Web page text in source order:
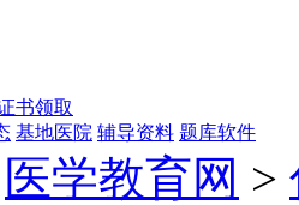
书领取
基地医院 辅导资料 题库软件
医学教育网 >